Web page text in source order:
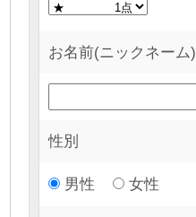
お名前(ニックネーム)
性別
男性 女性